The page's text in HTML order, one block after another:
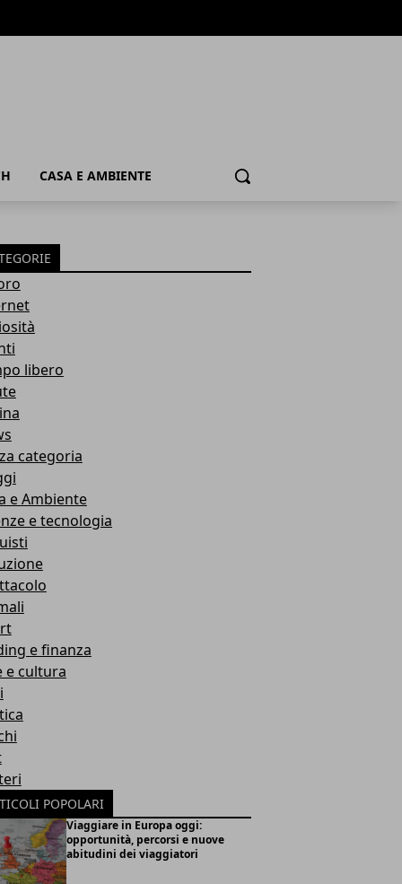
CASA E AMBIENTE Cerca
libero
categoria
e Ambiente
e tecnologia
e finanza
e cultura
POPOLARI
Viaggiare in Europa oggi:
opportunità, percorsi e nuove
abitudini dei viaggiatori